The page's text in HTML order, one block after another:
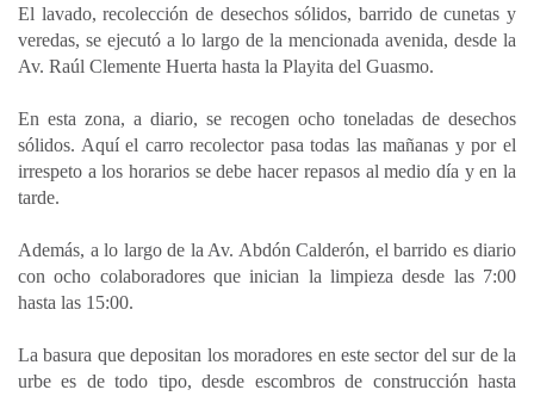
p
p
o
k
I
n
t
i
r
El lavado, recolección de desechos sólidos, barrido de cunetas y
veredas, se ejecutó a lo largo de la mencionada avenida, desde la
Av. Raúl Clemente Huerta hasta la Playita del Guasmo.
En esta zona, a diario, se recogen ocho toneladas de desechos
sólidos. Aquí el carro recolector pasa todas las mañanas y por el
irrespeto a los horarios se debe hacer repasos al medio día y en la
tarde.
Además, a lo largo de la Av. Abdón Calderón, el barrido es diario
con ocho colaboradores que inician la limpieza desde las 7:00
hasta las 15:00.
La basura que depositan los moradores en este sector del sur de la
urbe es de todo tipo, desde escombros de construcción hasta